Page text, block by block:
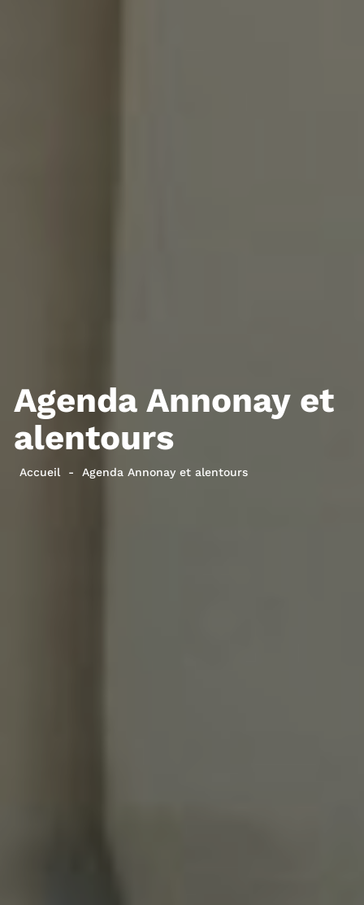
Agenda Annonay et
alentours
Accueil Agenda Annonay et alentours